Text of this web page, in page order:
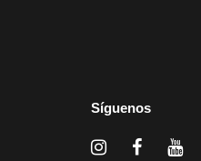
Síguenos